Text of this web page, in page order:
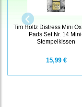
Tim Holtz Distress Mini
Pads Set Nr. 14
Stempelkissen
15,99 €